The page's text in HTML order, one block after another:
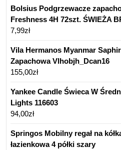
Bolsius Podgrzewacze
Freshness 4H 72szt. ŚWIEŻA
7,99zł
Vila Hermanos Myanmar
Zapachowa Vlhobjh_Dcan16
155,00zł
Yankee Candle Świeca W
Lights 116603
94,00zł
Springos Mobilny regał na
łazienkowa 4 półki szary